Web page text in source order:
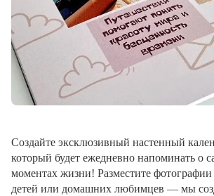
Создайте эксклюзивный настенный
который будет ежедневно напоминать о
моментах жизни! Разместите фотографии
детей или домашних любимцев — мы